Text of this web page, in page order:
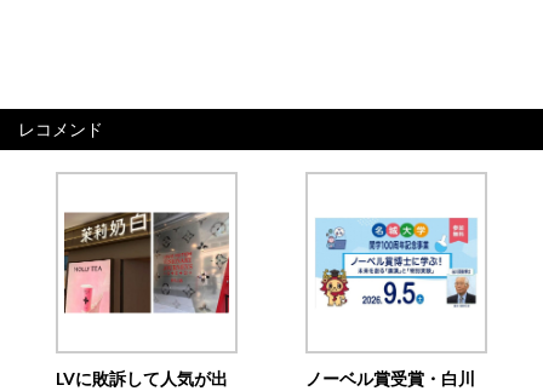
レコメンド
LVに敗訴して人気が出
ノーベル賞受賞・白川